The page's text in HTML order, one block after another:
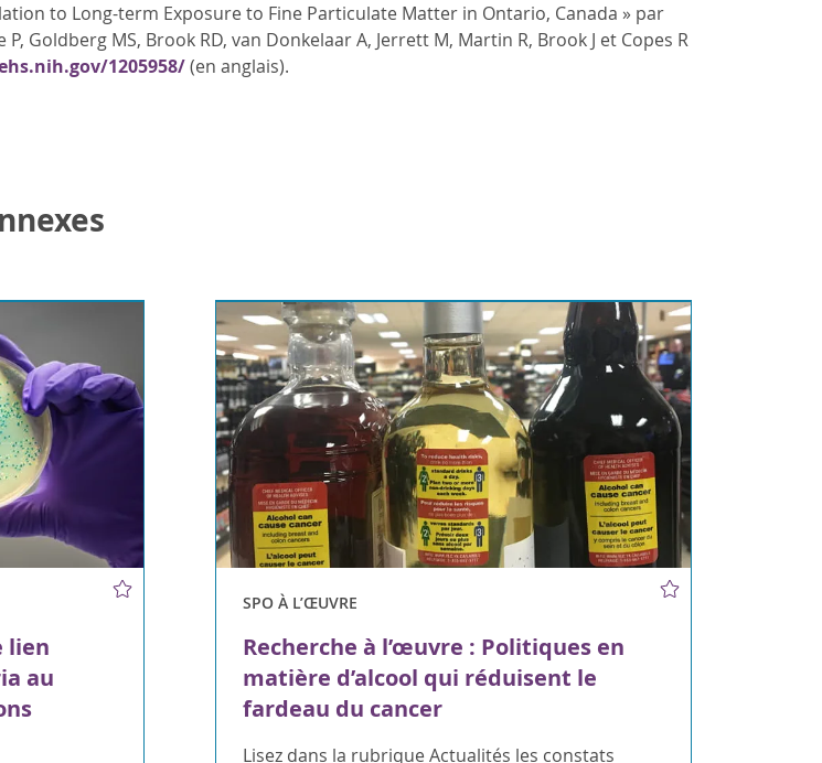
to Long-term Exposure to Fine Particulate Matter in Ontario, Canada » par
P, Goldberg MS, Brook RD, van Donkelaar A, Jerrett M, Martin R, Brook J et Copes R
1205958/(en anglais).
lien
au
SPO À L’ŒUVRE
Recherche à l’œuvre : Politiques en
matière d’alcool qui réduisent le
fardeau du cancer
Lisez dans la rubrique Actualités les constats